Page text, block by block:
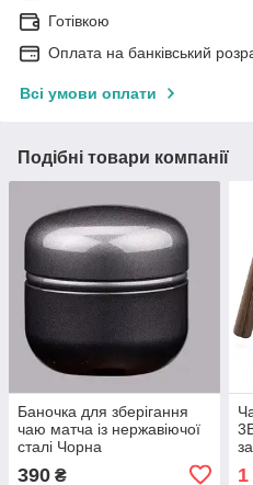
Готівкою
Оплата на банківський
Всі умови оплати
Подібні товари компанії
Баночка для зберігання
чаю матча із нержавіючої
сталі Чорна
390 ₴ 1